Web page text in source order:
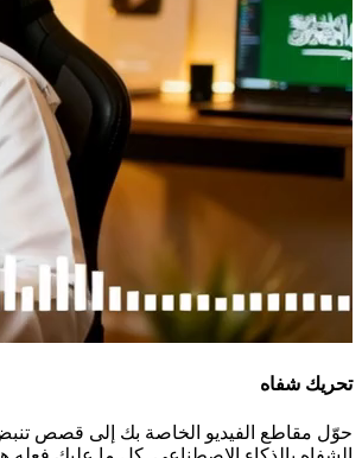
تحريك شفاه
حوّل مقاطع الفيديو الخاصة بك إلى قصص